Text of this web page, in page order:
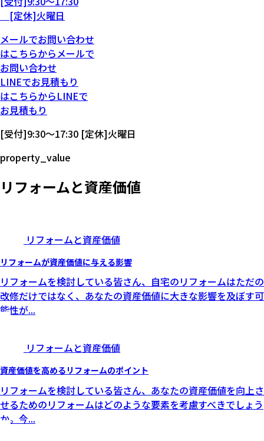
[定休]火曜日
メールでお問い合わせ
はこちらからメールで
お問い合わせ
LINEでお見積もり
はこちらからLINEで
お見積もり
[受付]9:30～17:30 [定休]火曜日
property_value
リフォームと資産価値
リフォームと資産価値
リフォームが資産価値に与える影響
リフォームを検討している皆さん、自宅のリフォームはただの
改修だけではなく、あなたの資産価値に大きな影響を及ぼす可
能性が...
リフォームと資産価値
資産価値を高めるリフォームのポイント
リフォームを検討している皆さん、あなたの資産価値を向上さ
せるためのリフォームはどのような要素を考慮すべきでしょう
か。今...